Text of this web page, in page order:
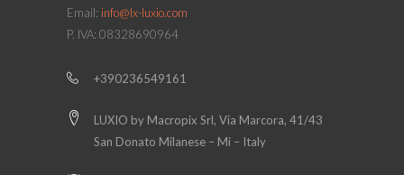
Email: info@lx-luxio.com
P. IVA: 08328690964
+390236549161
LUXIO by Macropix Srl, Via Marcora, 41/43
San Donato Milanese – Mi – Italy